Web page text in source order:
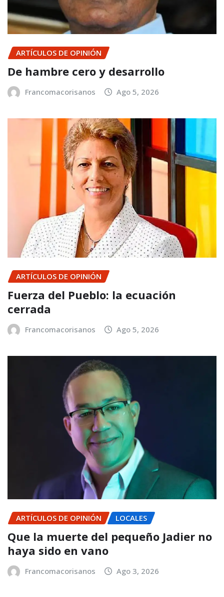
ARTÍCULOS DE OPINIÓN
De hambre cero y desarrollo
Francomacorisanos Ago 5, 2026
ARTÍCULOS DE OPINIÓN
Fuerza del Pueblo: la ecuación
cerrada
Francomacorisanos Ago 5, 2026
ARTÍCULOS DE OPINIÓN LOCALES
Que la muerte del pequeño Jadier no
haya sido en vano
Francomacorisanos Ago 3, 2026